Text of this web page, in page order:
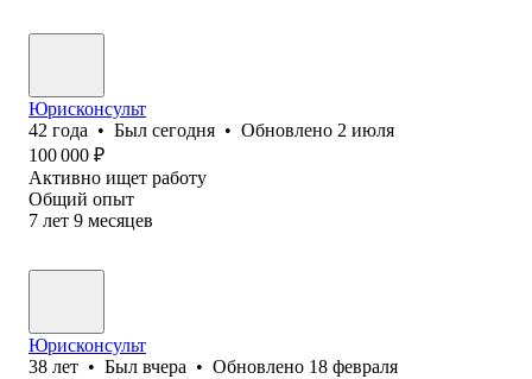
Юрисконсульт
42 года • Был сегодня • Обновлено 2 июля
100 000 ₽
Активно ищет работу
Общий опыт
7 лет 9 месяцев
Юрисконсульт
38 лет • Был вчера • Обновлено 18 февраля